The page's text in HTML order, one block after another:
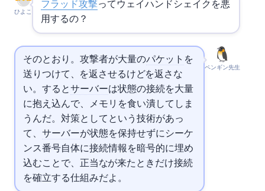
ひよこ
SYNフラッド攻撃って3ウェイハンドシェイクを悪
用するの？
ペンギン先生
そのとおり。攻撃者が大量のSYNパケット を
送りつけて、SYN-ACKを返させるけどACKを返さな
い。するとサーバーはSYN_RECEIVED状態の接続を大量
に抱え込んで、メモリを食い潰してしま
うんだ。対策としてSYN Cookiesという技術があっ
て、 サーバーが状態を保持せずにシーケ
ンス番号自体に接続情報を暗号的に埋め
込むことで、正当なACKが来たときだけ接続
を確立する仕組みだよ。